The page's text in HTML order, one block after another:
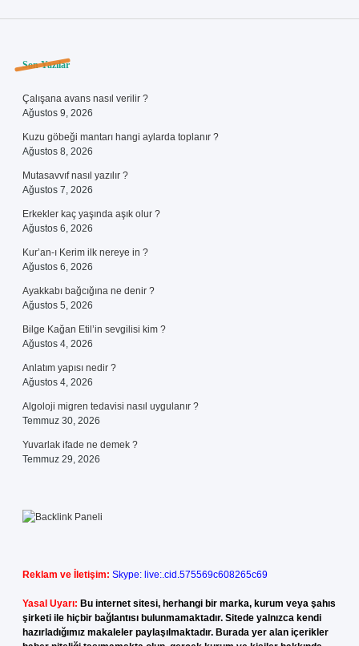
Sidebar
Son Yazılar
Çalışana avans nasıl verilir ?
Ağustos 9, 2026
Kuzu göbeği mantarı hangi aylarda toplanır ?
Ağustos 8, 2026
Mutasavvıf nasıl yazılır ?
Ağustos 7, 2026
Erkekler kaç yaşında aşık olur ?
Ağustos 6, 2026
Kur’an-ı Kerim ilk nereye in ?
Ağustos 6, 2026
Ayakkabı bağcığına ne denir ?
Ağustos 5, 2026
Bilge Kağan Etil’in sevgilisi kim ?
Ağustos 4, 2026
Anlatım yapısı nedir ?
Ağustos 4, 2026
Algoloji migren tedavisi nasıl uygulanır ?
Temmuz 30, 2026
Yuvarlak ifade ne demek ?
Temmuz 29, 2026
Reklam ve İletişim: Skype: live:.cid.575569c608265c69
Yasal Uyarı: Bu internet sitesi, herhangi bir marka, kurum veya şahıs
şirketi ile hiçbir bağlantısı bulunmamaktadır. Sitede yalnızca kendi
hazırladığımız makaleler paylaşılmaktadır. Burada yer alan içerikler